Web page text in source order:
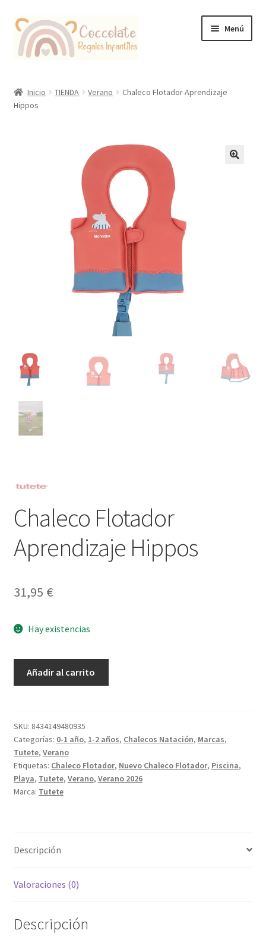
Ir
la
Ir
contenido
Menú
Coccolate Puericultura y Juguetería Educativa
Inicio TIENDA Verano
Chaleco Flotador Aprendizaje
Hippos
Chaleco Flotador
Aprendizaje Hippos
31,95 €
Hay existencias
cantidad
Añadir al carrito
SKU: 8434149480935
Categorías: 0-1 año, 1-2 años, Chalecos Natación, Marcas,
Tutete, Verano
Etiquetas: Chaleco Flotador, Nuevo Chaleco Flotador, Piscina,
Playa, Tutete, Verano, Verano 2026
Marca: Tutete
Descripción
Valoraciones (0)
Descripción